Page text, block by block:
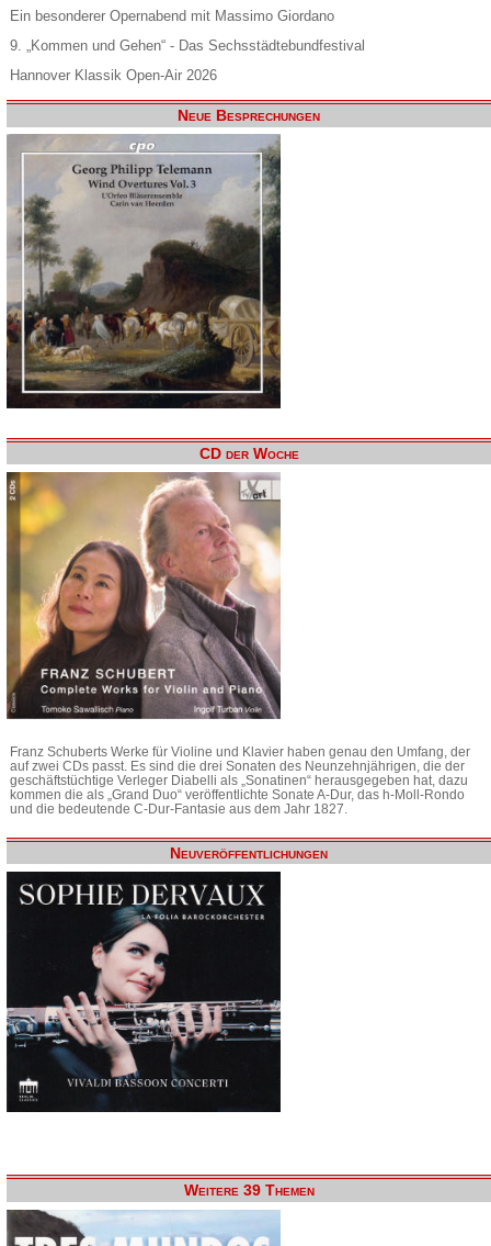
Ein besonderer Opernabend mit Massimo Giordano
9. „Kommen und Gehen“ - Das Sechsstädtebundfestival
Hannover Klassik Open-Air 2026
Neue Besprechungen
CD der Woche
Franz Schuberts Werke für Violine und Klavier haben genau den Umfang, der
auf zwei CDs passt. Es sind die drei Sonaten des Neunzehnjährigen, die der
geschäftstüchtige Verleger Diabelli als „Sonatinen“ herausgegeben hat, dazu
kommen die als „Grand Duo“ veröffentlichte Sonate A-Dur, das h-Moll-Rondo
und die bedeutende C-Dur-Fantasie aus dem Jahr 1827.
Neuveröffentlichungen
Weitere 39 Themen